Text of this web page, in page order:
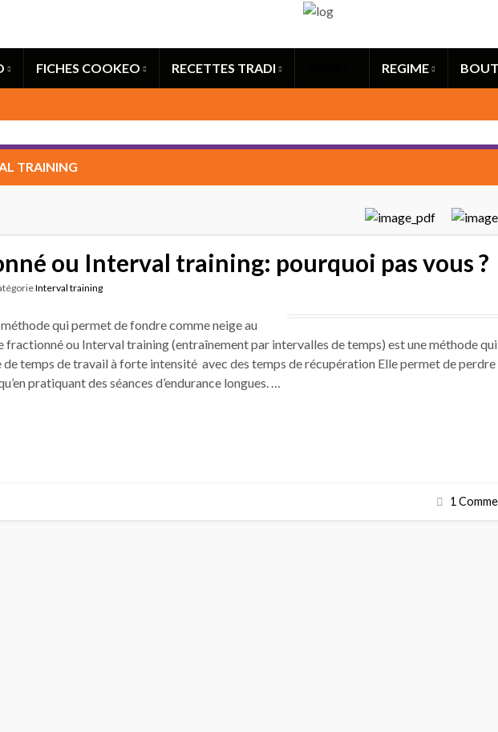
FICHES COOKEO RECETTES TRADI REGIME
TRAINING
ou Interval training: pourquoi pas vous ?
Interval training
qui permet de fondre comme neige au
fractionné ou Interval training (entraînement par intervalles de temps) est une méthode qui
de temps de travail à forte intensité avec des temps de récupération Elle permet de perdre
pratiquant des séances d’endurance longues. …
1